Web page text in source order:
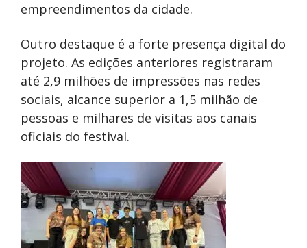
empreendimentos da cidade.
Outro destaque é a forte presença digital do
projeto. As edições anteriores registraram
até 2,9 milhões de impressões nas redes
sociais, alcance superior a 1,5 milhão de
pessoas e milhares de visitas aos canais
oficiais do festival.